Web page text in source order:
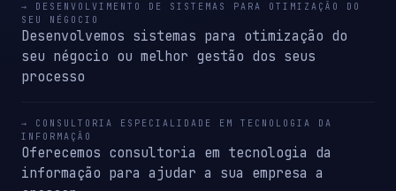
→ DESENVOLVIMENTO DE SISTEMAS PARA OTIMIZAÇÃO DO
SEU NÉGOCIO
Desenvolvemos sistemas para otimização do
seu négocio ou melhor gestão dos seus
processo
→ CONSULTORIA ESPECIALIDADE EM TECNOLOGIA DA
INFORMAÇÃO
Oferecemos consultoria em tecnologia da
informação para ajudar a sua empresa a